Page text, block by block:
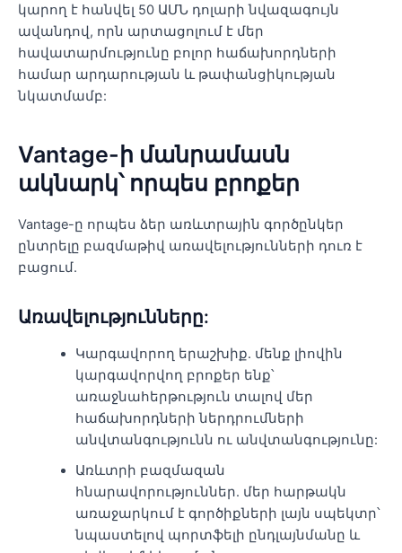
կարող է հանվել 50 ԱՄՆ դոլարի նվազագույն
ավանդով, որն արտացոլում է մեր
հավատարմությունը բոլոր հաճախորդների
համար արդարության և թափանցիկության
նկատմամբ:
Vantage-ի մանրամասն
ակնարկ՝ որպես բրոքեր
Vantage-ը որպես ձեր առևտրային գործընկեր
ընտրելը բազմաթիվ առավելությունների դուռ է
բացում.
Առավելությունները:
Կարգավորող երաշխիք. մենք լիովին
կարգավորվող բրոքեր ենք՝
առաջնահերթություն տալով մեր
հաճախորդների ներդրումների
անվտանգությունն ու անվտանգությունը:
Առևտրի բազմազան
հնարավորություններ. մեր հարթակն
առաջարկում է գործիքների լայն սպեկտր՝
նպաստելով պորտֆելի ընդլայնմանը և